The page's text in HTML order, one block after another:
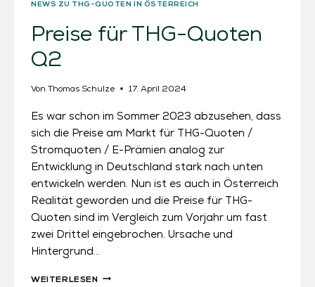
NEWS ZU THG-QUOTEN IN ÖSTERREICH
Preise für THG-Quoten
Q2
Von Thomas Schulze 17. April 2024
Es war schon im Sommer 2023 abzusehen, dass
sich die Preise am Markt für THG-Quoten /
Stromquoten / E-Prämien analog zur
Entwicklung in Deutschland stark nach unten
entwickeln werden. Nun ist es auch in Österreich
Realität geworden und die Preise für THG-
Quoten sind im Vergleich zum Vorjahr um fast
zwei Drittel eingebrochen. Ursache und
Hintergrund…
WEITERLESENPREISE